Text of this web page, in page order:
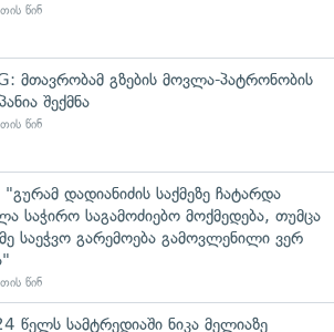
წინ
მთავრობამ გზების მოვლა-პატრონობის
შექმნა
წინ
"გურამ დადიანიძის საქმეზე ჩატარდა
საჭირო საგამოძიებო მოქმედება, თუმცა
საეჭვო გარემოება გამოვლენილი ვერ
წინ
წელს სამტრედიაში ნიკა მელიაზე